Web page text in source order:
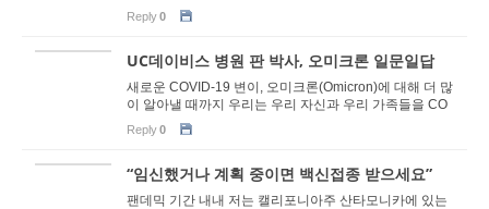
19 백신 접종에 대해 소아과 주치의들과 이야기를 나누고
있습니...
Reply0
UC데이비스 병원 판 박사, 오미크론 일문일답
새로운 COVID-19 변이, 오미크론(Omicron)에 대해 더 많
이 알아낼 때까지 우리는 우리 자신과 우리 가족들을 CO
VID-19로부터 보호하기 위해 할 수 있는 4가지 사항을 기
억하는 것이 중...
Reply0
“임신했거나 계획 중이면 백신접종 받으세요”
팬데믹 기간 내내 저는 캘리포니아주 산타모니카에 있는